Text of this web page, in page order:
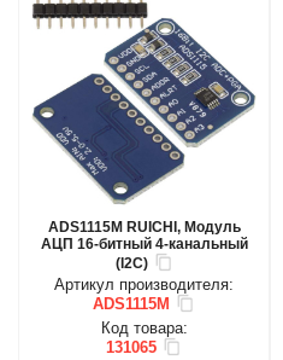
ADS1115M RUICHI, Модуль
АЦП 16-битный 4-канальный
(I2C)
Артикул производителя:
ADS1115M
Код товара:
131065